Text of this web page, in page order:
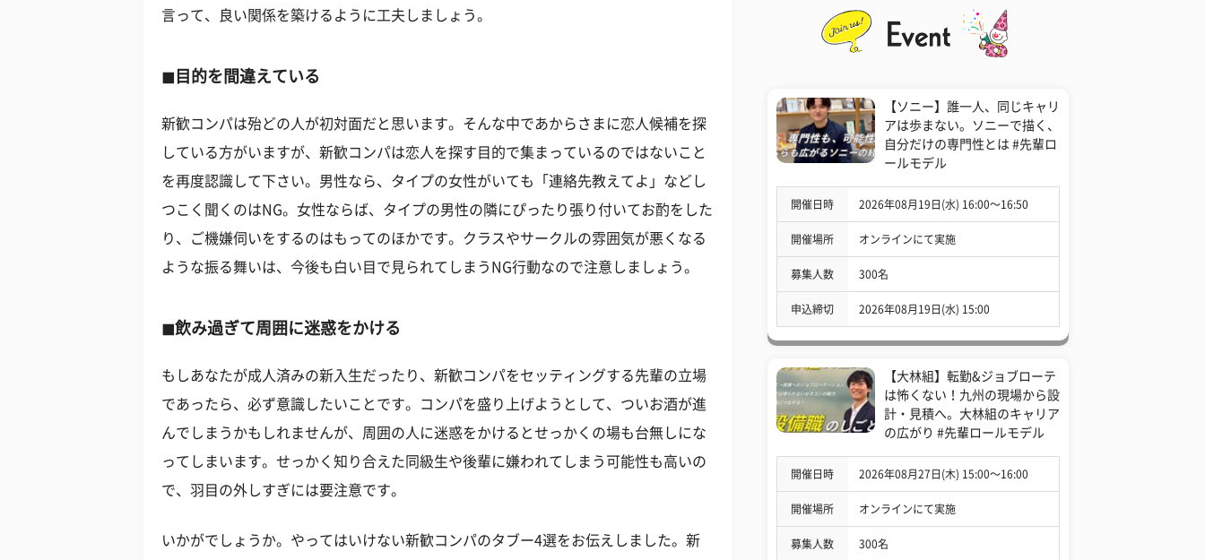
言って、良い関係を築けるように工夫しましょう。
◼︎目的を間違えている
新歓コンパは殆どの人が初対面だと思います。そんな中であからさまに恋人候補を探
している方がいますが、新歓コンパは恋人を探す目的で集まっているのではないこと
を再度認識して下さい。男性なら、タイプの女性がいても「連絡先教えてよ」などし
つこく聞くのはNG。女性ならば、タイプの男性の隣にぴったり張り付いてお酌をした
り、ご機嫌伺いをするのはもってのほかです。クラスやサークルの雰囲気が悪くなる
ような振る舞いは、今後も白い目で見られてしまうNG行動なので注意しましょう。
◼︎飲み過ぎて周囲に迷惑をかける
もしあなたが成人済みの新入生だったり、新歓コンパをセッティングする先輩の立場
であったら、必ず意識したいことです。コンパを盛り上げようとして、ついお酒が進
んでしまうかもしれませんが、周囲の人に迷惑をかけるとせっかくの場も台無しにな
ってしまいます。せっかく知り合えた同級生や後輩に嫌われてしまう可能性も高いの
で、羽目の外しすぎには要注意です。
いかがでしょうか。やってはいけない新歓コンパのタブー4選をお伝えしました。新
【ソニー】誰一人、同じキャリ
アは歩まない。ソニーで描く、
自分だけの専門性とは #先輩ロ
ールモデル
開催日時 2026年08月19日(水) 16:00〜16:50
開催場所 オンラインにて実施
募集人数 300名
申込締切 2026年08月19日(水) 15:00
【大林組】転勤&ジョブローテ
は怖くない！九州の現場から設
計・見積へ。大林組のキャリア
の広がり #先輩ロールモデル
開催日時 2026年08月27日(木) 15:00〜16:00
開催場所 オンラインにて実施
募集人数 300名